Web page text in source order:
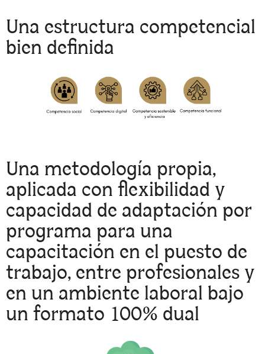
Una estructura competencial
bien definida
Una metodología propia,
aplicada con flexibilidad y
capacidad de adaptación por
programa para una
capacitación en el puesto de
trabajo, entre profesionales y
en un ambiente laboral bajo
un formato 100% dual